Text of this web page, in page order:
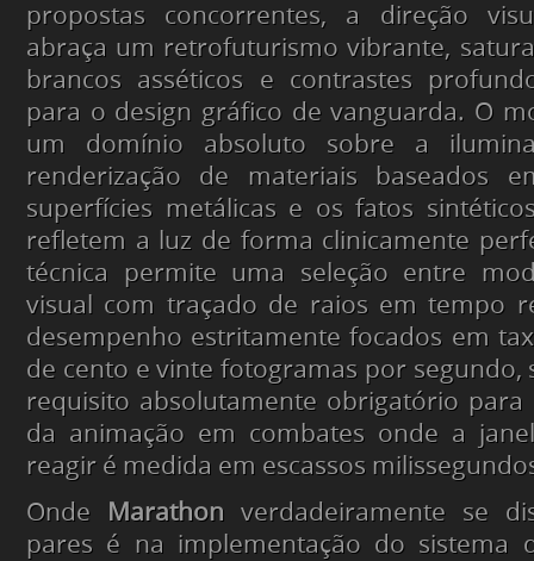
propostas concorrentes, a direção
abraça um retrofuturismo vibrante,
brancos asséticos e contrastes
para o design gráfico de vanguarda. O
um domínio absoluto sobre a
renderização de materiais baseados
superfícies metálicas e os fatos
refletem a luz de forma clinicamente
técnica permite uma seleção entre
visual com traçado de raios em tempo
desempenho estritamente focados em
de cento e vinte fotogramas por segundo,
requisito absolutamente obrigatório
da animação em combates onde a
reagir é medida em escassos
Onde
Marathon verdadeiramente se
pares é na implementação do sistema